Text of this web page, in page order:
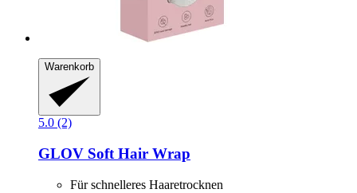
Warenkorb
5.0 (2)
GLOV Soft Hair Wrap
Für schnelleres Haaretrocknen